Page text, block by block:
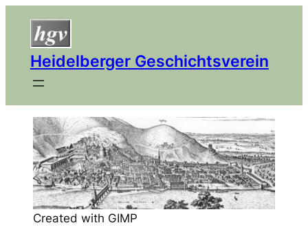
Heidelberger Geschichtsverein
Created with GIMP